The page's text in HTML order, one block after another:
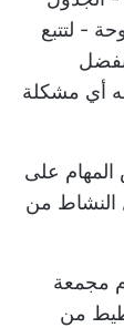
- لتتبع
أي مشكلة
على
النشاط من
مجمعة
من